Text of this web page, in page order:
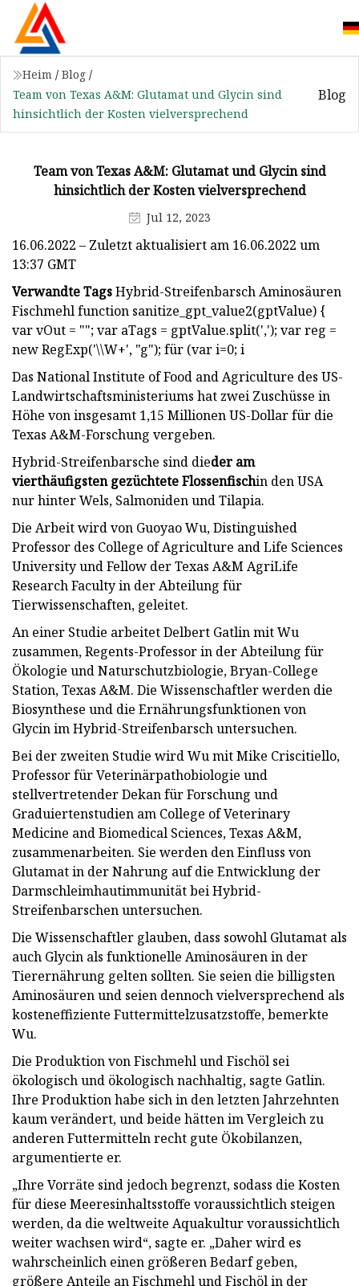
Heim / Blog /
Team von Texas A&M: Glutamat und Glycin sind
hinsichtlich der Kosten vielversprechend
Blog
Team von Texas A&M: Glutamat und Glycin sind
hinsichtlich der Kosten vielversprechend
Jul 12, 2023
16.06.2022 – Zuletzt aktualisiert am 16.06.2022 um
13:37 GMT
Verwandte TagsHybrid-Streifenbarsch Aminosäuren
Fischmehl function sanitize_gpt_value2(gptValue) {
var vOut = ""; var aTags = gptValue.split(','); var reg =
new RegExp('\\W+', "g"); für (var i=0; i
Das National Institute of Food and Agriculture des US-
Landwirtschaftsministeriums hat zwei Zuschüsse in
Höhe von insgesamt 1,15 Millionen US-Dollar für die
Texas A&M-Forschung vergeben.
Hybrid-Streifenbarsche sind dieder am
vierthäufigsten gezüchtete Flossenfisch​in den USA
nur hinter Wels, Salmoniden und Tilapia.
Die Arbeit wird von Guoyao Wu, Distinguished
Professor des College of Agriculture and Life Sciences
University und Fellow der Texas A&M AgriLife
Research Faculty in der Abteilung für
Tierwissenschaften, geleitet.
An einer Studie arbeitet Delbert Gatlin mit Wu
zusammen, Regents-Professor in der Abteilung für
Ökologie und Naturschutzbiologie, Bryan-College
Station, Texas A&M. Die Wissenschaftler werden die
Biosynthese und die Ernährungsfunktionen von
Glycin im Hybrid-Streifenbarsch untersuchen.
Bei der zweiten Studie wird Wu mit Mike Criscitiello,
Professor für Veterinärpathobiologie und
stellvertretender Dekan für Forschung und
Graduiertenstudien am College of Veterinary
Medicine and Biomedical Sciences, Texas A&M,
zusammenarbeiten. Sie werden den Einfluss von
Glutamat in der Nahrung auf die Entwicklung der
Darmschleimhautimmunität bei Hybrid-
Streifenbarschen untersuchen.
Die Wissenschaftler glauben, dass sowohl Glutamat als
auch Glycin als funktionelle Aminosäuren in der
Tierernährung gelten sollten. Sie seien die billigsten
Aminosäuren und seien dennoch vielversprechend als
kosteneffiziente Futtermittelzusatzstoffe, bemerkte
Wu.
Die Produktion von Fischmehl und Fischöl sei
ökologisch und ökologisch nachhaltig, sagte Gatlin.
Ihre Produktion habe sich in den letzten Jahrzehnten
kaum verändert, und beide hätten im Vergleich zu
anderen Futtermitteln recht gute Ökobilanzen,
argumentierte er.
„Ihre Vorräte sind jedoch begrenzt, sodass die Kosten
für diese Meeresinhaltsstoffe voraussichtlich steigen
werden, da die weltweite Aquakultur voraussichtlich
weiter wachsen wird“, sagte er. „Daher wird es
wahrscheinlich einen größeren Bedarf geben,
größere Anteile an Fischmehl und Fischöl in der